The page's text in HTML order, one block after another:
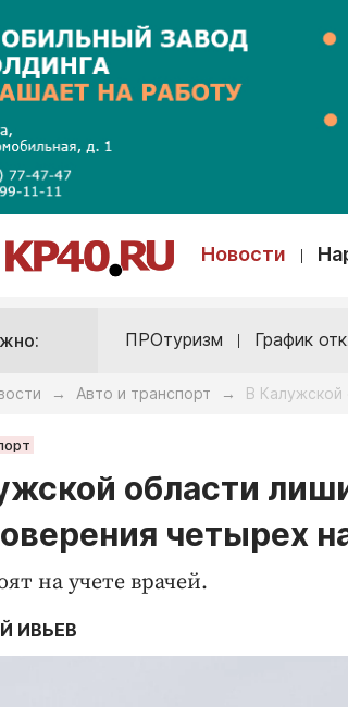
Новости
ПРОтуризм График
→ Авто и транспорт → В Калужской
области
четырех
на учете врачей.
ИВЬЕВ